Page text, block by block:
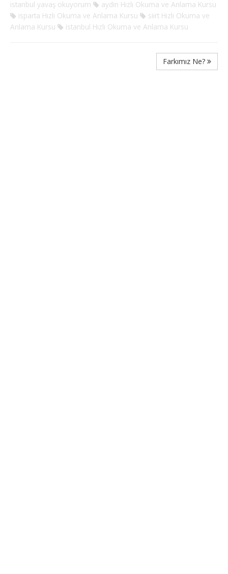
istanbul yavaş okuyorum
aydin Hızlı Okuma ve Anlama Kursu
isparta Hızlı Okuma ve Anlama Kursu
siirt Hızlı Okuma ve
Anlama Kursu
istanbul Hızlı Okuma ve Anlama Kursu
Farkımız Ne?